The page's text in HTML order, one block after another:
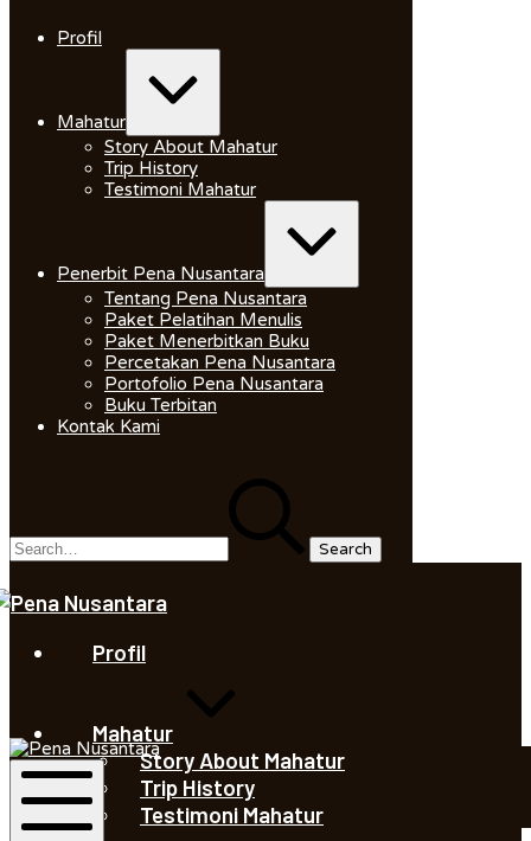
content
Profil
Mahatur
Story About Mahatur
Trip History
Testimoni Mahatur
Penerbit Pena Nusantara
Tentang Pena Nusantara
Paket Pelatihan Menulis
Paket Menerbitkan Buku
Percetakan Pena Nusantara
Portofolio Pena Nusantara
Buku Terbitan
Kontak Kami
Profil
Mahatur
Story About Mahatur
Trip History
Testimoni Mahatur
Saleha
Juliandi